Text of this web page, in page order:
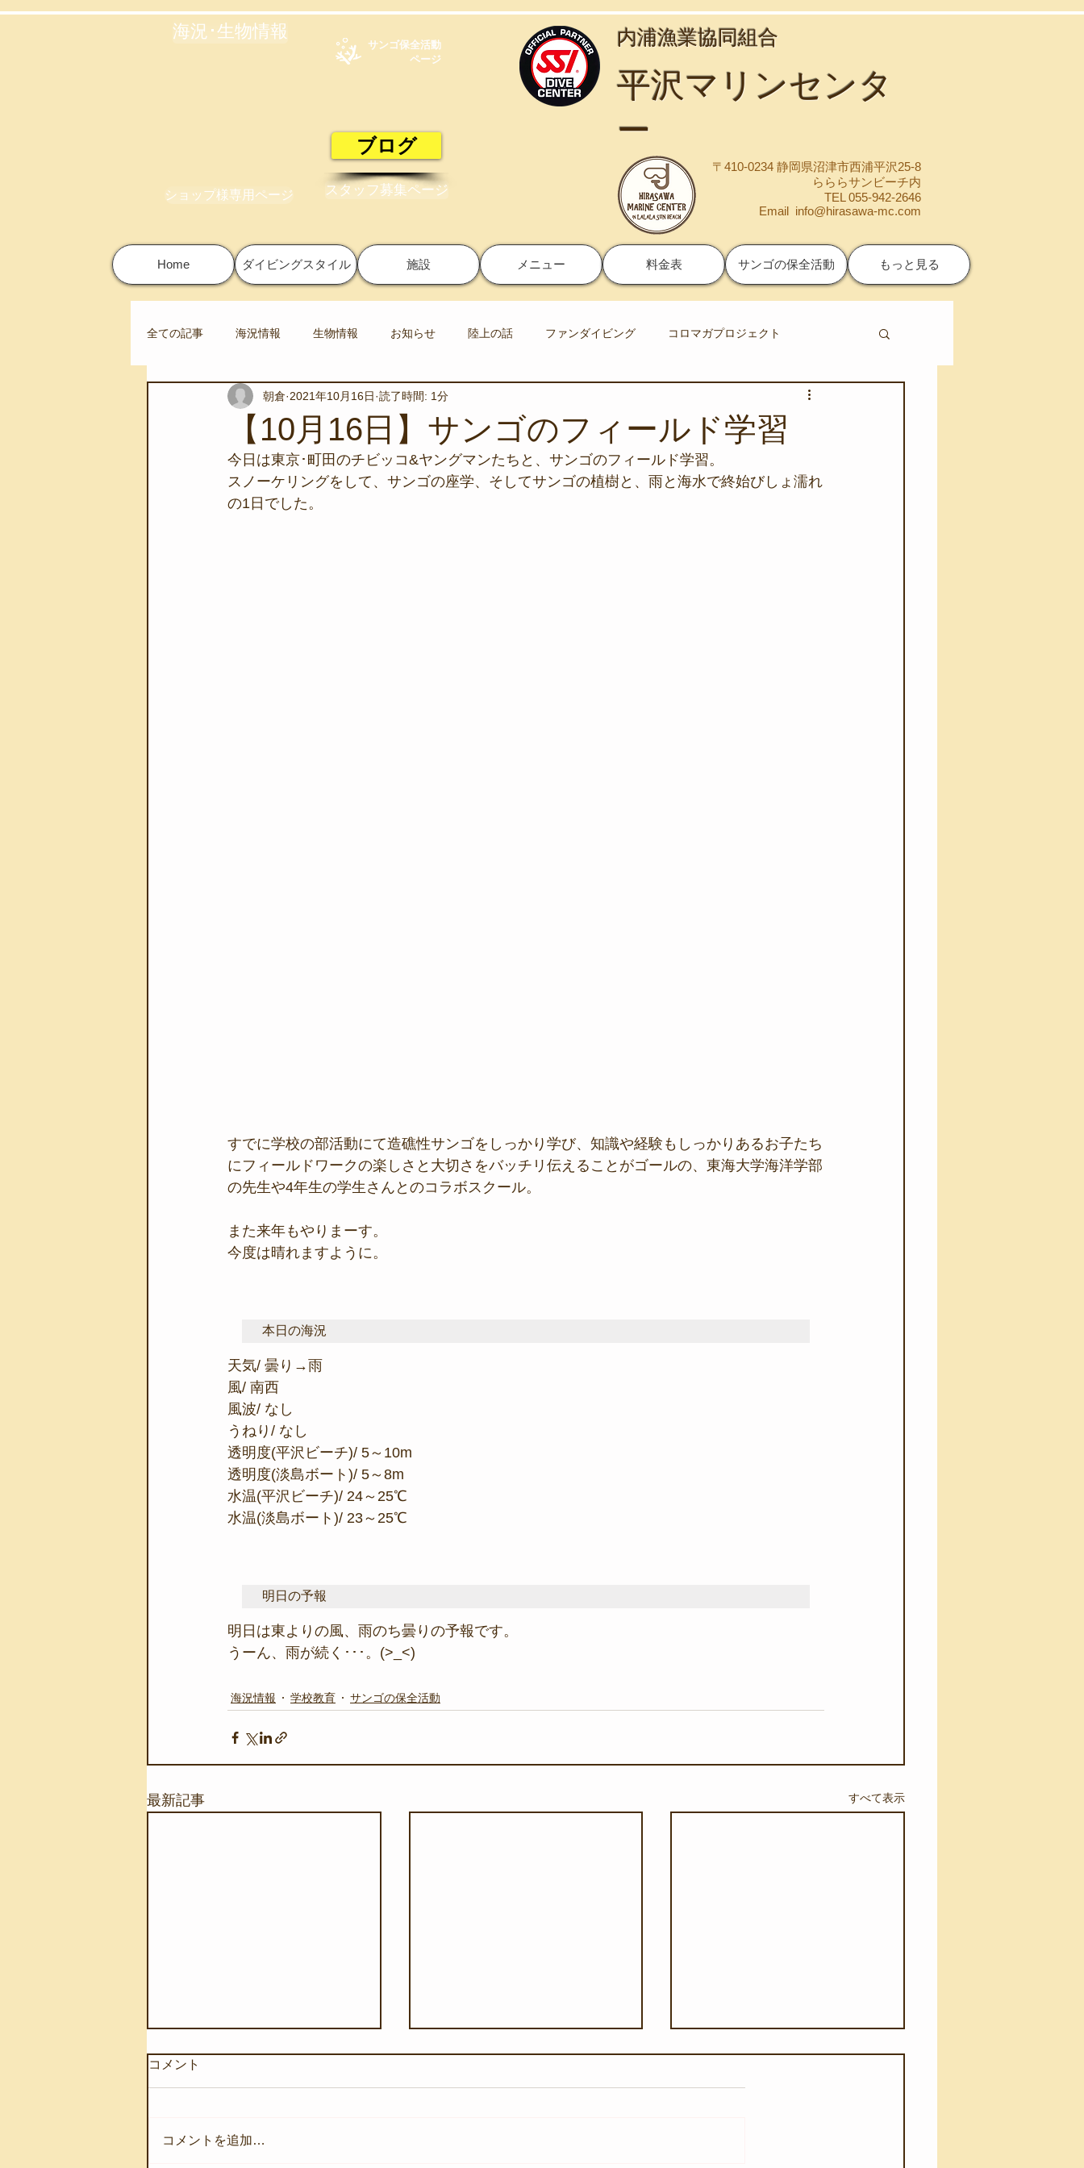
海況･生物情報
サンゴ保全活動​
ページ
ブログ
ショップ様専用ページ スタッフ募集ページ
​内浦漁業協同組合
​平沢マリンセンタ
ー
〒410-0234 静岡県沼津市西浦平沢25-8
らららサンビーチ内
TEL 055-942-2646
Email info@hirasawa-mc.com
Home ダイビングスタイル 施設 メニュー 料金表 サンゴの保全活動 もっと見る
全ての記事 海況情報 生物情報 お知らせ 陸上の話 ファンダイビング コロマガプロジェクト
スノーケリングツアー 自然環境保全 ワカメの養殖 アカモク養殖実験
伊豆半島ジオパーク サンゴの保全活動 取材 作業潜水 いつもとは違う業務
【10月16日】サンゴのフィールド学習
朝倉 2021年10月16日 読了時間: 1分
今日は東京･町田のチビッコ&ヤングマンたちと、サンゴのフィールド学習。
スノーケリングをして、サンゴの座学、そしてサンゴの植樹と、雨と海水で終始びしょ濡れ
の1日でした。
すでに学校の部活動にて造礁性サンゴをしっかり学び、知識や経験もしっかりあるお子たち
にフィールドワークの楽しさと大切さをバッチリ伝えることがゴールの、東海大学海洋学部
の先生や4年生の学生さんとのコラボスクール。
また来年もやりまーす。
今度は晴れますように。
本日の海況
天気/ 曇り→雨
風/ 南西
風波/ なし
うねり/ なし
透明度(平沢ビーチ)/ 5～10m
透明度(淡島ボート)/ 5～8m
水温(平沢ビーチ)/ 24～25℃
水温(淡島ボート)/ 23～25℃
明日の予報
明日は東よりの風、雨のち曇りの予報です。
うーん、雨が続く･･･。(>_<)
海況情報 学校教育 サンゴの保全活動
最新記事 すべて表示
コメント
コメントを追加…